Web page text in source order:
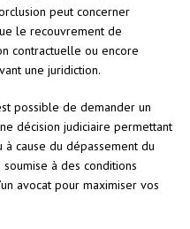
peut concerner
le recouvrement de
contractuelle ou encore
une juridiction.
possible de demander un
décision judiciaire permettant
cause du dépassement du
à des conditions
avocat pour maximiser vos